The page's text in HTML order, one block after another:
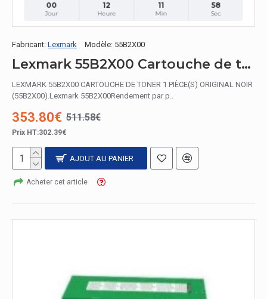
00
Jour
12
Heure
11
Min
57
Sec
Fabricant: Lexmark Modèle: 55B2X00
Lexmark 55B2X00 Cartouche de toner 1 pièce(s) Original Noir
LEXMARK 55B2X00 CARTOUCHE DE TONER 1 PIÈCE(S) ORIGINAL NOIR
(55B2X00).Lexmark 55B2X00Rendement par p..
353.80€ 511.58€
Prix HT:302.39€
AJOUT AU PANIER
Acheter cet article